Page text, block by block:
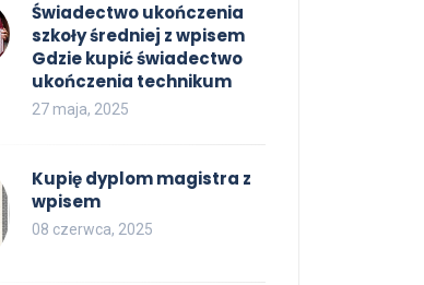
Świadectwo ukończenia
szkoły średniej z wpisem
Gdzie kupić świadectwo
ukończenia technikum
27 maja, 2025
Kupię dyplom magistra z
wpisem
08 czerwca, 2025